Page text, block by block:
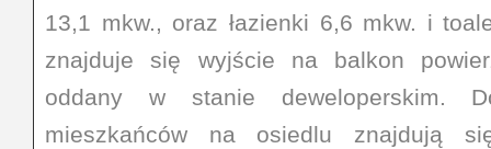
13,1 mkw., oraz łazienki 6,6 mkw. i
znajduje się wyjście na balkon
oddany w stanie deweloperskim.
mieszkańców na osiedlu znajdują